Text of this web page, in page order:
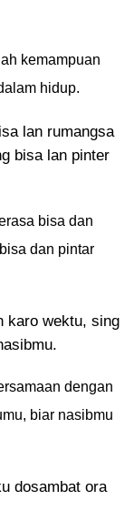
kemampuan
hidup.
lan rumangsa
bisa lan pinter
bisa dan
dan pintar
karo wektu, sing
dengan
biar nasibmu
dosambat ora